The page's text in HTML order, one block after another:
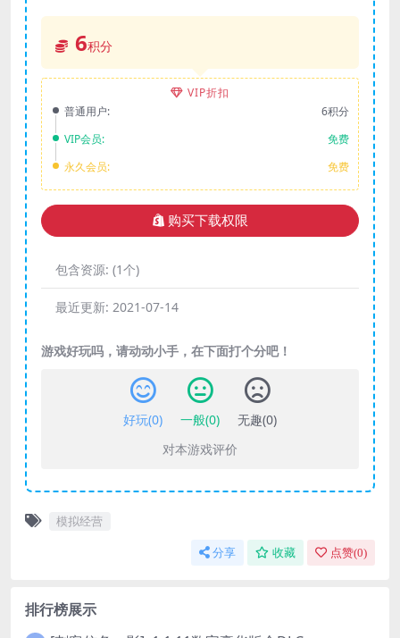
6积分
VIP折扣
普通用户:
6积分
VIP会员:
免费
永久会员:
免费
购买下载权限
包含资源: (1个)
最近更新: 2021-07-14
游戏好玩吗，请动动小手，在下面打个分吧！
好玩(0) 一般(0) 无趣(0)
对本游戏评价
模拟经营
分享 收藏 点赞(0)
排行榜展示